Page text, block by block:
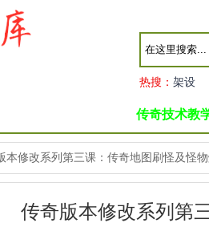
热搜： 架设
传奇技术教
本修改系列第三课：传奇地图刷怪及怪
奇版本修改系列第